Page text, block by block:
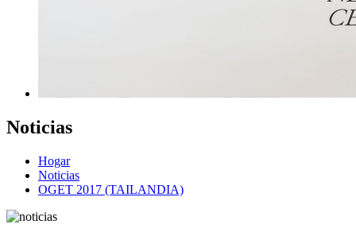
Noticias
Hogar
Noticias
OGET 2017 (TAILANDIA)